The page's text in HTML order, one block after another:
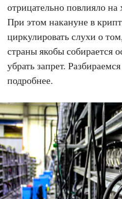
отрицательно повлияло
При этом накануне в
циркулировать слухи о
страны якобы собирается
убрать запрет.
подробнее.